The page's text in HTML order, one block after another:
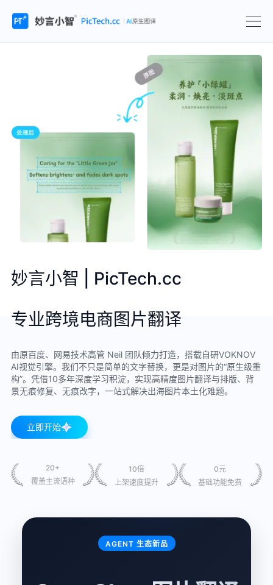
妙言小智 | PicTech.cc
专业跨境电商图片翻译
由原百度、网易技术高管 Neil 团队倾力打造，搭载自研VOKNOV
AI视觉引擎。我们不只是简单的文字替换，更是对图片的“原生级重
构”。凭借10多年深度学习积淀，实现高精度图片翻译与排版、背
景无痕修复、无痕改字，一站式解决出海图片本土化难题。
立即开始
20+
覆盖主流语种
10倍
上架速度提升
0元
基础功能免费
AGENT 生态新品